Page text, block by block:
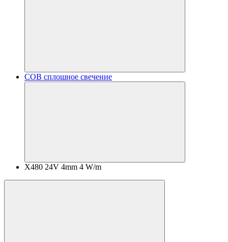
COB сплошное свечение
X480 24V 4mm 4 W/m